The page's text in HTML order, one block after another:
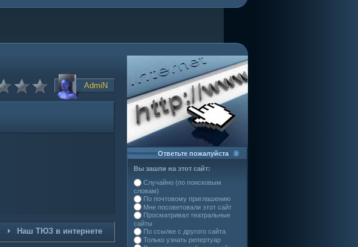
AdmiN
Наш ТЮЗ в интернете
Ответьте пожалуйста
Вы зашли на этот сайт:
Случайно (по поисковым
словам)
По почтовому приглашению
Мне посоветовали этот сайт
Просматривал театральные
сайты
По ссылке с другого сайта
Только узнать репертуар